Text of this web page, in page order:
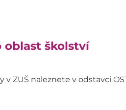
oblast školství
v ZUŠ naleznete v odstavci